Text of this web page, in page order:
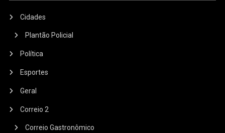
Cidades
Plantão Policial
Política
Esportes
Geral
Correio 2
Correio Gastronômico